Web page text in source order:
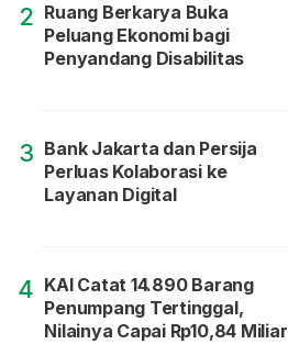
2 Ruang Berkarya Buka
Peluang Ekonomi bagi
Penyandang Disabilitas
3 Bank Jakarta dan Persija
Perluas Kolaborasi ke
Layanan Digital
4 KAI Catat 14.890 Barang
Penumpang Tertinggal,
Nilainya Capai Rp10,84 Miliar